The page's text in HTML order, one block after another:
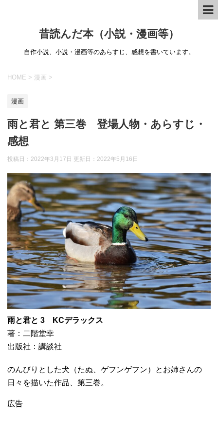
昔読んだ本（小説・漫画等）
自作小説、小説・漫画等のあらすじ、感想を書いています。
HOME > 漫画 >
漫画
雨と君と 第三巻 登場人物・あらすじ・
感想
投稿日：2022年3月17日 更新日： 2022年5月16日
雨と君と 3 KCデラックス
著：二階堂幸
出版社：講談社
のんびりとした犬（たぬ、ゲフンゲフン）とお姉さんの
日々を描いた作品、第三巻。
広告